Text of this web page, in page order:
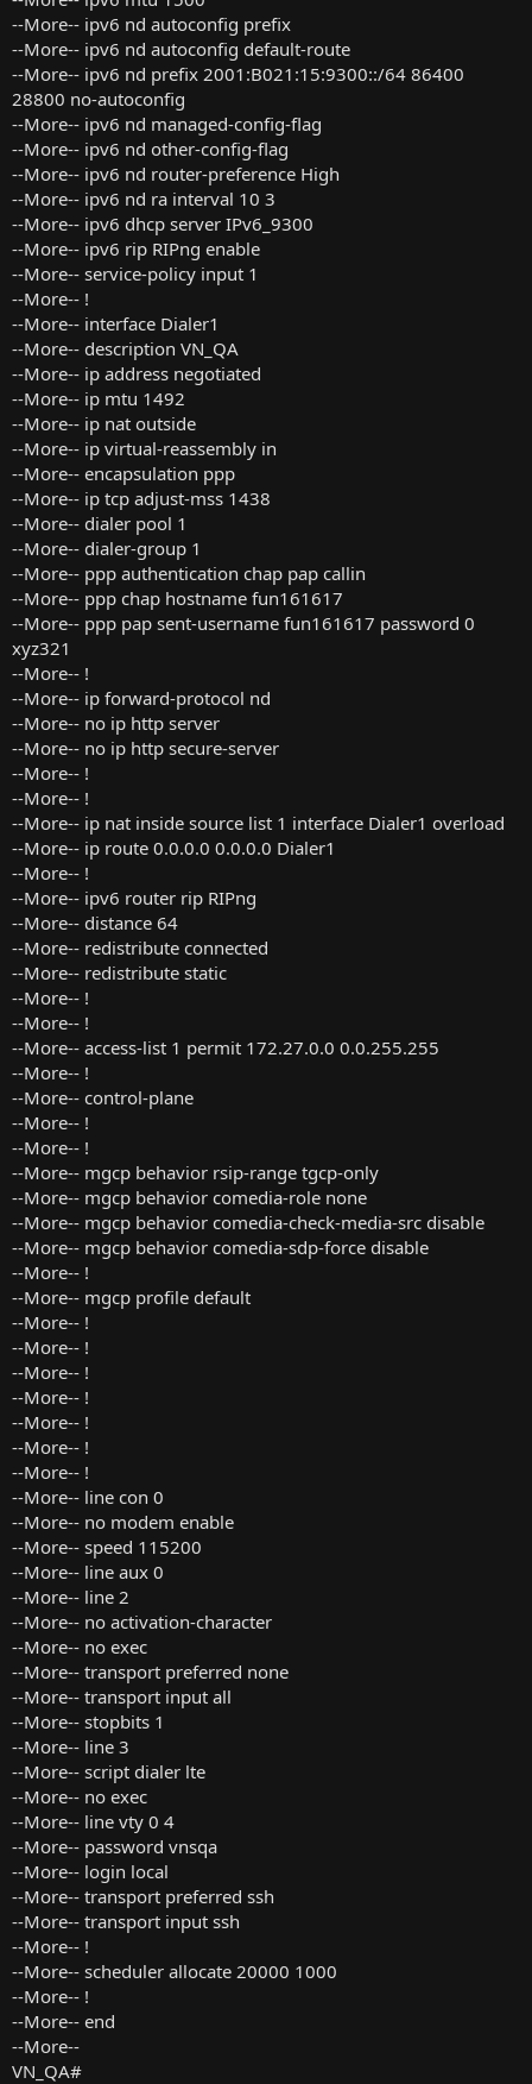
--More-- ipv6 nd autoconfig prefix
--More-- ipv6 nd autoconfig default-route
--More-- ipv6 nd prefix 2001:B021:15:9300::/64 86400
28800 no-autoconfig
--More-- ipv6 nd managed-config-flag
--More-- ipv6 nd other-config-flag
--More-- ipv6 nd router-preference High
--More-- ipv6 nd ra interval 10 3
--More-- ipv6 dhcp server IPv6_9300
--More-- ipv6 rip RIPng enable
--More-- service-policy input 1
--More-- !
--More-- interface Dialer1
--More-- description VN_QA
--More-- ip address negotiated
--More-- ip mtu 1492
--More-- ip nat outside
--More-- ip virtual-reassembly in
--More-- encapsulation ppp
--More-- ip tcp adjust-mss 1438
--More-- dialer pool 1
--More-- dialer-group 1
--More-- ppp authentication chap pap callin
--More-- ppp chap hostname fun161617
--More-- ppp pap sent-username fun161617 password 0
xyz321
--More-- !
--More-- ip forward-protocol nd
--More-- no ip http server
--More-- no ip http secure-server
--More-- !
--More-- !
--More-- ip nat inside source list 1 interface Dialer1 overload
--More-- ip route 0.0.0.0 0.0.0.0 Dialer1
--More-- !
--More-- ipv6 router rip RIPng
--More-- distance 64
--More-- redistribute connected
--More-- redistribute static
--More-- !
--More-- !
--More-- access-list 1 permit 172.27.0.0 0.0.255.255
--More-- !
--More-- control-plane
--More-- !
--More-- !
--More-- mgcp behavior rsip-range tgcp-only
--More-- mgcp behavior comedia-role none
--More-- mgcp behavior comedia-check-media-src disable
--More-- mgcp behavior comedia-sdp-force disable
--More-- !
--More-- mgcp profile default
--More-- !
--More-- !
--More-- !
--More-- !
--More-- !
--More-- !
--More-- !
--More-- line con 0
--More-- no modem enable
--More-- speed 115200
--More-- line aux 0
--More-- line 2
--More-- no activation-character
--More-- no exec
--More-- transport preferred none
--More-- transport input all
--More-- stopbits 1
--More-- line 3
--More-- script dialer lte
--More-- no exec
--More-- line vty 0 4
--More-- password vnsqa
--More-- login local
--More-- transport preferred ssh
--More-- transport input ssh
--More-- !
--More-- scheduler allocate 20000 1000
--More-- !
--More-- end
--More--
VN_QA#